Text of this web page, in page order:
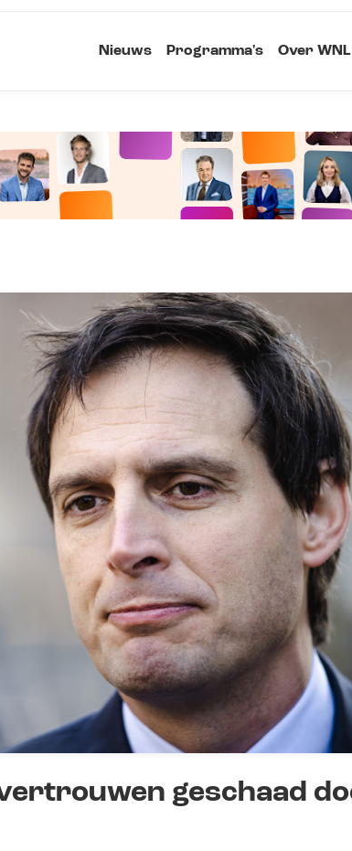
Nieuws Programma's Over WNL
geschaad